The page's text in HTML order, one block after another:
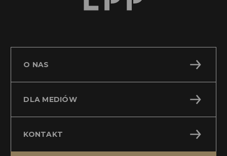
O NAS
DLA MEDIÓW
KONTAKT